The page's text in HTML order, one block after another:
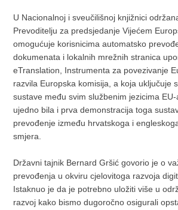
U Nacionalnoj i sveučilišnoj knjižnici
Prevoditelju za predsjedanje Vijećem
omogućuje korisnicima automatsko
dokumenata i lokalnih mrežnih stranica
eTranslation, Instrumenta za povezivanje
razvila Europska komisija, a koja uključuje
sustave među svim službenim jezicima
ujedno bila i prva demonstracija toga
prevođenje između hrvatskoga i
smjera.
Državni tajnik Bernard Gršić govorio je o
prevođenja u okviru cjelovitoga razvoja
Istaknuo je da je potrebno uložiti više u
razvoj kako bismo dugoročno osigurali